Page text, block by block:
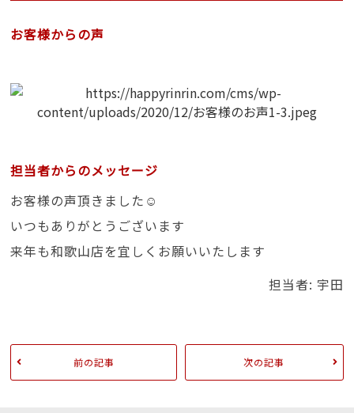
お客様からの声
担当者からのメッセージ
お客様の声頂きました☺
いつもありがとうございます
来年も和歌山店を宜しくお願いいたします
担当者: 宇田
前の記事 次の記事